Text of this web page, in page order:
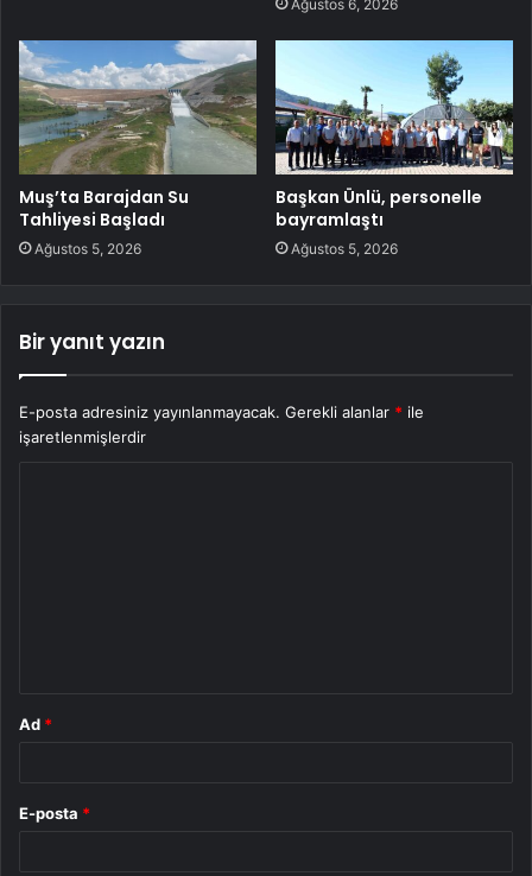
Ağustos 6, 2026
Muş’ta Barajdan Su
Tahliyesi Başladı
Ağustos 5, 2026
Başkan Ünlü, personelle
bayramlaştı
Ağustos 5, 2026
Bir yanıt yazın
E-posta adresiniz yayınlanmayacak. Gerekli alanlar * ile
işaretlenmişlerdir
Ad *
E-posta *